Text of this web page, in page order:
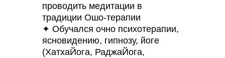
проводить медитации в
традиции Ошо-терапии
✦ Обучался очно психотерапии,
ясновидению, гипнозу, йоге
(ХатхаЙога, РаджаЙога,